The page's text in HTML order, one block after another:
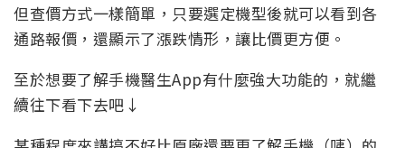
但查價方式一樣簡單，只要選定機型後就可以看到各
通路報價，還顯示了漲跌情形，讓比價更方便。
至於想要了解手機醫生App有什麼強大功能的，就繼
續往下看下去吧↓